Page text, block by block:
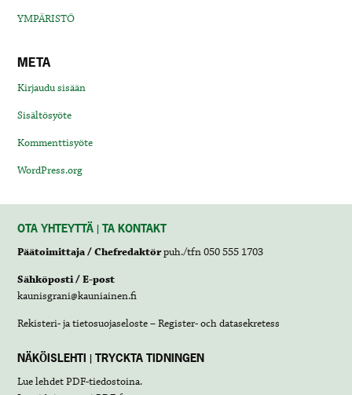
YMPÄRISTÖ
META
Kirjaudu sisään
Sisältösyöte
Kommenttisyöte
WordPress.org
OTA YHTEYTTÄ | TA KONTAKT
Päätoimittaja / Chefredaktörpuh./tfn 050 555 1703
Sähköposti / E-post
kaunisgrani@kauniainen.fi
Rekisteri- ja tietosuojaseloste – Register- och datasekretess
NÄKÖISLEHTI | TRYCKTA TIDNINGEN
Lue lehdetPDF-tiedostoina.